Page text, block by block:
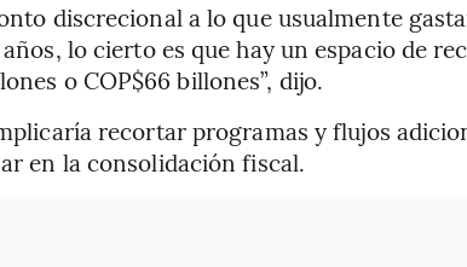
discrecional a lo que usualmente
lo cierto es que hay un espacio de
o COP$66 billones”, dijo.
recortar programas y flujos
en la consolidación fiscal.